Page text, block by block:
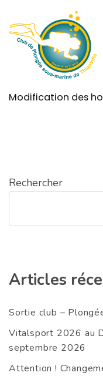
Modification des
Rechercher
Articles
Sortie club –
Vitalsport 2026 au
septembre 2026
Attention !